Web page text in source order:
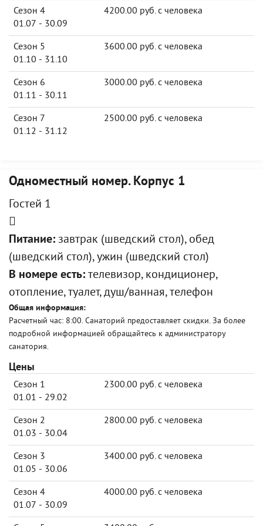
Сезон 4
01.07 - 30.09
4200.00 руб. с человека
Сезон 5
01.10 - 31.10
3600.00 руб. с человека
Сезон 6
01.11 - 30.11
3000.00 руб. с человека
Сезон 7
01.12 - 31.12
2500.00 руб. с человека
Одноместный номер. Корпус 1
Гостей 1
Питание: завтрак (шведский стол), обед
(шведский стол), ужин (шведский стол)
В номере есть: телевизор, кондиционер,
отопление, туалет, душ/ванная, телефон
Общая информация:
Расчетный час: 8:00. Санаторий предоставляет скидки. За более
подробной информацией обращайтесь к администратору
санатория.
Цены
Сезон 1
01.01 - 29.02
2300.00 руб. с человека
Сезон 2
01.03 - 30.04
2800.00 руб. с человека
Сезон 3
01.05 - 30.06
3400.00 руб. с человека
Сезон 4
01.07 - 30.09
4000.00 руб. с человека